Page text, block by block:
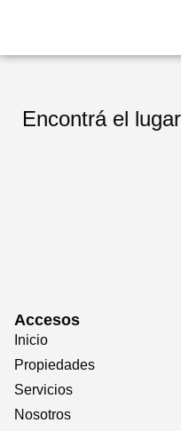
Encontrá el
Accesos
Inicio
Propiedades
Servicios
Nosotros